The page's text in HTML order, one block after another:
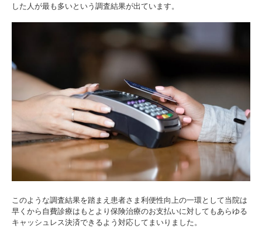
した人が最も多いという調査結果が出ています。
このような調査結果を踏まえ患者さま利便性向上の一環として当院は
早くから自費診療はもとより保険治療のお支払いに対してもあらゆる
キャッシュレス決済できるよう対応してまいりました。